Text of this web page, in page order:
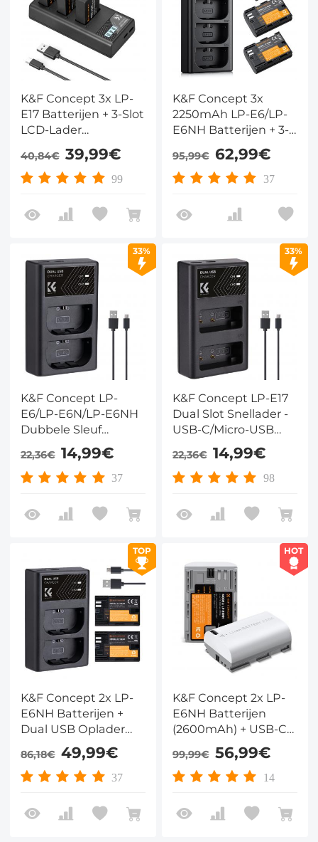
K&F Concept 3x LP-
E17 Batterijen + 3-Slot
LCD-Lader
(Geüpgraded) –
Compatibel met
Canon EOS R50, RP,
T8i/T7i/T6i, SL2/SL3,
M5/M6, 200D, 77D,
800D/8000D
40,84€ 39,99€
99
K&F Concept 3x
2250mAh LP-E6/LP-
E6NH Batterijen + 3-
Slots Oplader –
Compatibel met
Canon EOS R5, R6, R,
95,99€ 62,99€
37
33%
K&F Concept LP-
E6/LP-E6N/LP-E6NH
Dubbele Sleuf
Snellader met Micro-
USB & Type-C –
Compatibel met
5D, 6D, 7D, 90D, 80D,
70D, 60D
22,36€ 14,99€
37
33%
K&F Concept LP-E17
Dual Slot Snellader -
USB-C/Micro-USB
Camera Batterij
Oplader voor Canon
EOS RP, R10, M6 Mark
22,36€ 14,99€
98
TOP
K&F Concept 2x LP-
E6NH Batterijen +
Dual USB Oplader
met LCD –
Compatibel met
Canon Digitale
86,18€ 49,99€
37
HOT
K&F Concept 2x LP-
E6NH Batterijen
(2600mAh) + USB-C
Snelladen – Volledig
Gedecodeerd
Compatibel met
R7, 5D Mark IV, 6D
Mark II, 90D
99,99€ 56,99€
14